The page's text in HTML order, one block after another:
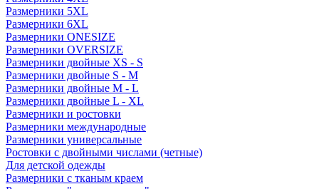
Размерники 5XL
Размерники 6XL
Размерники ONESIZE
Размерники OVERSIZE
Размерники двойные XS - S
Размерники двойные S - M
Размерники двойные M - L
Размерники двойные L - XL
Размерники и ростовки
Размерники международные
Размерники универсальные
Ростовки с двойными числами (четные)
Для детской одежды
Размерники с тканым краем